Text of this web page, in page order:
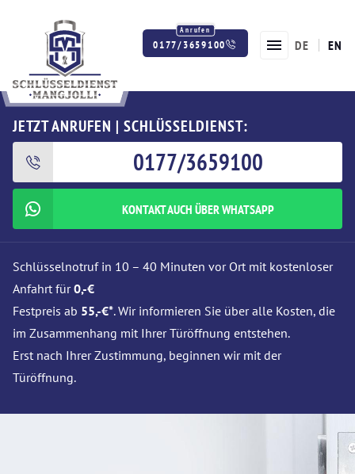
0177/3659100 DE EN
JETZT ANRUFEN | SCHLÜSSELDIENST:
0177/3659100
KONTAKT AUCH ÜBER WHATSAPP
Schlüsselnotruf in 10 – 40 Minuten vor Ort mit kostenloser
Anfahrt für0,-€
Festpreis ab 55,-€*. Wir informieren Sie über alle Kosten, die
im Zusammenhang mit Ihrer Türöffnung entstehen.
Erst nach Ihrer Zustimmung, beginnen wir mit der
Türöffnung.